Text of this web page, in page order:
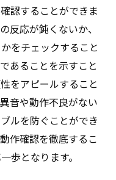
認することができま
反応が鈍くないか、
をチェックすること
あることを示すこと
をアピールすること
音や動作不良がない
ルを防ぐことができ
作確認を徹底するこ
歩となります。